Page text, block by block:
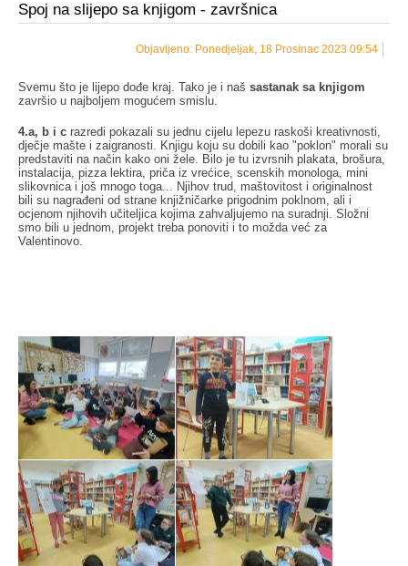
Spoj na slijepo sa knjigom - završnica
Objavljeno: Ponedjeljak, 18 Prosinac 2023 09:54
Svemu što je lijepo dođe kraj. Tako je i naš sastanak sa knjigom
završio u najboljem mogućem smislu.
4.a, b i c razredi pokazali su jednu cijelu lepezu raskoši kreativnosti,
dječje mašte i zaigranosti. Knjigu koju su dobili kao "poklon" morali su
predstaviti na način kako oni žele. Bilo je tu izvrsnih plakata, brošura,
instalacija, pizza lektira, priča iz vrećice, scenskih monologa, mini
slikovnica i još mnogo toga... Njihov trud, maštovitost i originalnost
bili su nagrađeni od strane knjižničarke prigodnim poklnom, ali i
ocjenom njihovih učiteljica kojima zahvaljujemo na suradnji. Složni
smo bili u jednom, projekt treba ponoviti i to možda već za
Valentinovo.